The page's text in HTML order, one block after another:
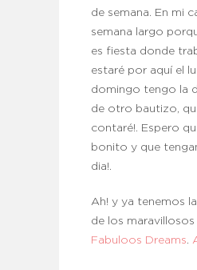
de semana. En mi
semana largo
es fiesta donde
estaré por aquí el
domingo tengo la
de otro bautizo,
contaré!. Espero
bonito y que
dia!.
Ah! y ya tenemos
de los
Fabuloos Dreams